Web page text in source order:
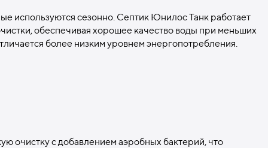
используются сезонно. Септик Юнилос Танк работает
обеспечивая хорошее качество воды при меньших
более низким уровнем энергопотребления.
очистку с добавлением аэробных бактерий, что